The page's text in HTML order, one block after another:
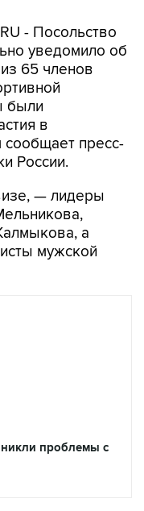
- Посольство
уведомило об
65 членов
были
в
пресс-
России.
— лидеры
а
мужской
проблемы с